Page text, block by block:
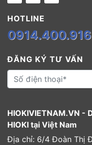
HOTLINE
0914.400.916
ĐĂNG KÝ TƯ VẤN
HIOKIVIETNAM.VN -
HIOKI tại Việt Nam
Địa chỉ: 6/4 Đoàn Thị